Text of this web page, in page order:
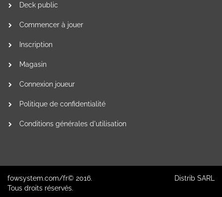
Deck public
Commencer à jouer
Inscription
Magasin
Connexion joueur
Politique de confidentialité
Conditions générales d'utilisation
fowsystem.com/fr© 2016.
Tous droits réservés.
Distrib SARL